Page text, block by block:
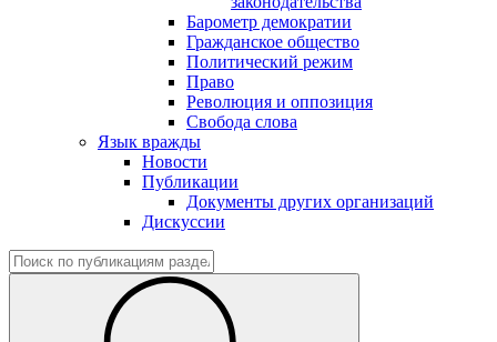
Барометр демократии
Гражданское общество
Политический режим
Право
Революция и оппозиция
Свобода слова
Язык вражды
Новости
Публикации
Документы других организаций
Дискуссии